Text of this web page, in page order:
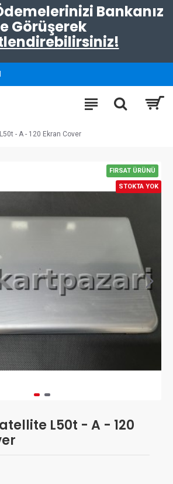
Bankanız
Görüşerek
- A - 120 Ekran Cover
FIRSAT ÜRÜNÜ
STOKTA YOK
L50t - A - 120